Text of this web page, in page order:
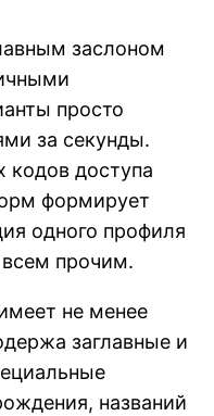
заслоном
просто
за секунды.
кодов доступа
формирует
одного профиля
всем прочим.
не менее
заглавные и
названий